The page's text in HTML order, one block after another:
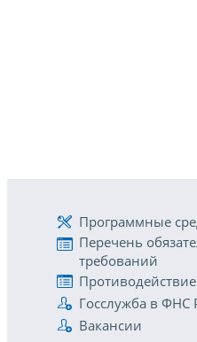
Программные
Перечень
требований
Госслужба в ФНС
Вакансии